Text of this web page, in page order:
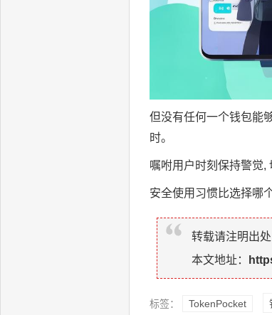
但没有任何一个钱包能
时。
嘱咐用户时刻保持警觉,
安全使用习惯比选择哪
转载请注明出处
本文地址：
标签： TokenPocket